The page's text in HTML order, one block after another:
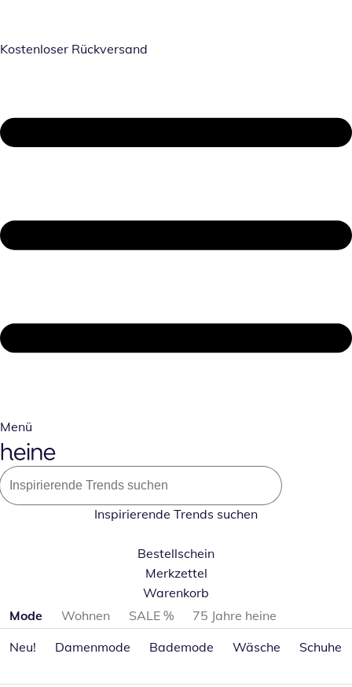
Kostenloser Rückversand
Menü
Inspirierende Trends suchen
Bestellschein
Merkzettel
Warenkorb
Produktkategorien überspringen
Mode Wohnen SALE %
75 Jahre heine
Neu!
Damenmode Bademode Wäsche Schuhe